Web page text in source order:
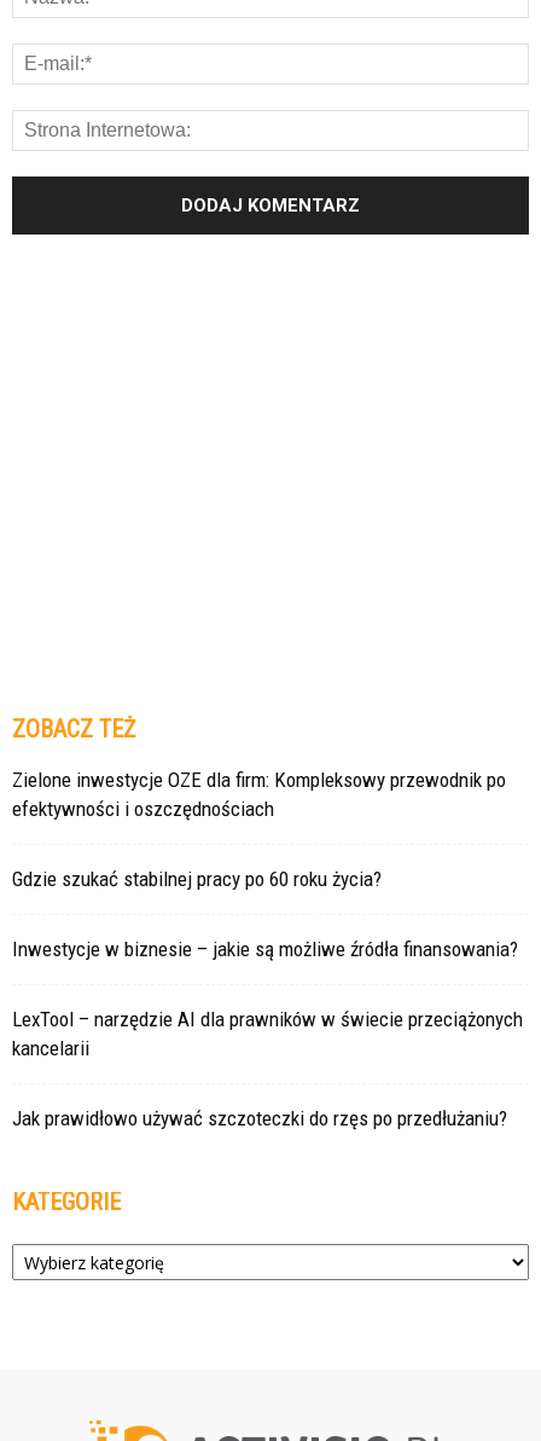
ZOBACZ TEŻ
Zielone inwestycje OZE dla firm: Kompleksowy przewodnik po
efektywności i oszczędnościach
Gdzie szukać stabilnej pracy po 60 roku życia?
Inwestycje w biznesie – jakie są możliwe źródła finansowania?
LexTool – narzędzie AI dla prawników w świecie przeciążonych
kancelarii
Jak prawidłowo używać szczoteczki do rzęs po przedłużaniu?
KATEGORIE
Kategorie